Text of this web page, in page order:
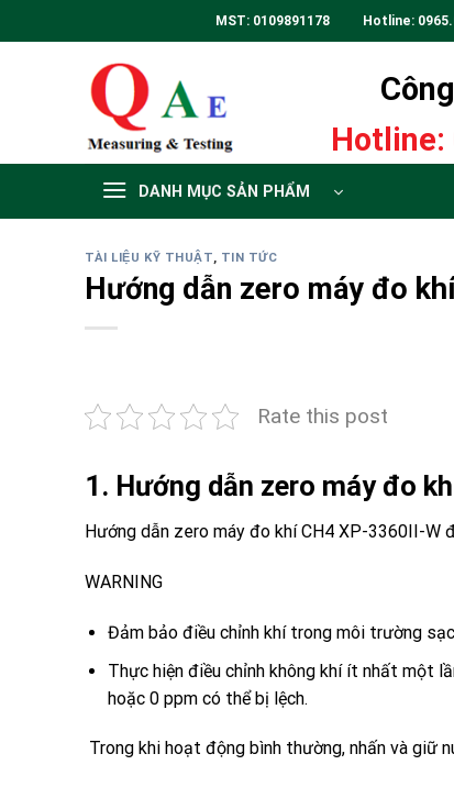
to
MST: 0109891178 Hotline:
Hotline:
DANH MỤC SẢN PHẨM
TÀI LIỆU KỸ THUẬT, TIN TỨC
Hướng dẫn zero máy đo
Rate this post
1. Hướng dẫn zero máy đo
Hướng dẫn zero máy đo khí CH4 XP-3360II-W
WARNING
Đảm bảo điều chỉnh khí trong môi trường
Thực hiện điều chỉnh không khí ít nhất một
hoặc 0 ppm có thể bị lệch.
Trong khi hoạt động bình thường, nhấn và giữ